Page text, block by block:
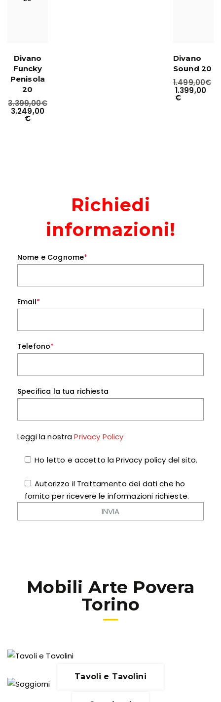
Divano
Funcky
Penisola
20
3.399,00€
3.249,00
€
Divano
Sound 20
1.499,00€
1.399,00
€
Richiedi
informazioni!
Nome e Cognome*
Email*
Telefono*
Specifica la tua richiesta
Leggi la nostraPrivacy Policy
Ho letto e accetto la Privacy policy del sito.
Autorizzo il Trattamento dei dati che ho
fornito per ricevere le informazioni richieste.
Mobili Arte Povera
Torino
Tavoli e Tavolini